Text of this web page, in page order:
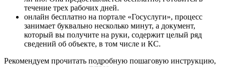
течение трех рабочих дней.
онлайн бесплатно на портале «Госуслуги», процесс
занимает буквально несколько минут, а документ,
который вы получите на руки, содержит целый ряд
сведений об объекте, в том числе и КС.
Рекомендуем прочитать подробную пошаговую инструкцию,